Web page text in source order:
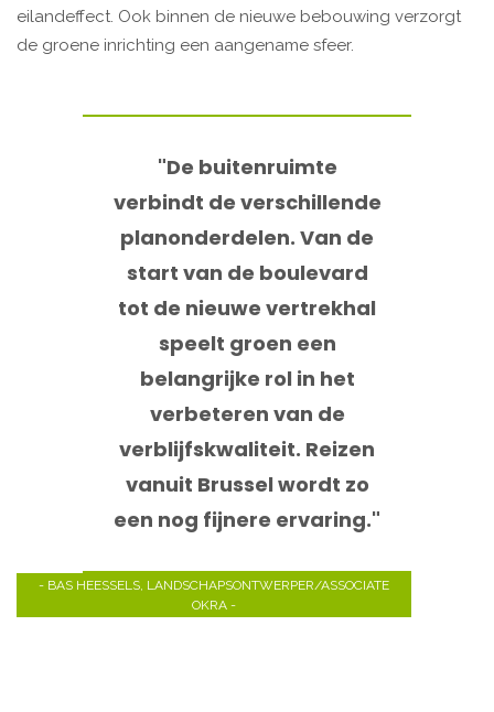
eilandeffect. Ook binnen de nieuwe bebouwing verzorgt
de groene inrichting een aangename sfeer.
"De buitenruimte
verbindt de verschillende
planonderdelen. Van de
start van de boulevard
tot de nieuwe vertrekhal
speelt groen een
belangrijke rol in het
verbeteren van de
verblijfskwaliteit. Reizen
vanuit Brussel wordt zo
een nog fijnere ervaring."
- BAS HEESSELS, LANDSCHAPSONTWERPER/ASSOCIATE
OKRA -